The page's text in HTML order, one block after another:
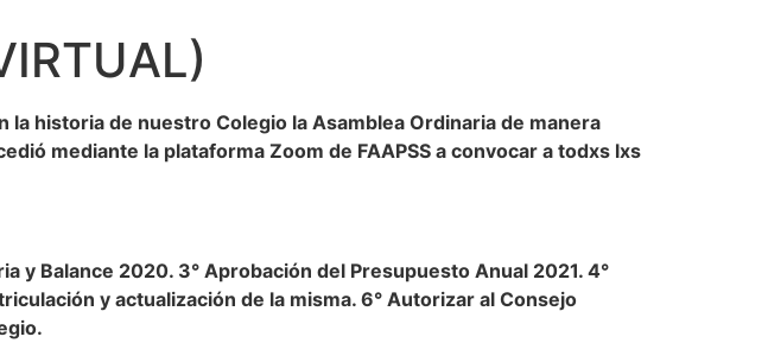
historia de nuestro Colegio la Asamblea Ordinaria de manera
mediante la plataforma Zoom de FAAPSS a convocar a todxs lxs
y Balance 2020. 3° Aprobación del Presupuesto Anual 2021. 4°
y actualización de la misma. 6° Autorizar al Consejo